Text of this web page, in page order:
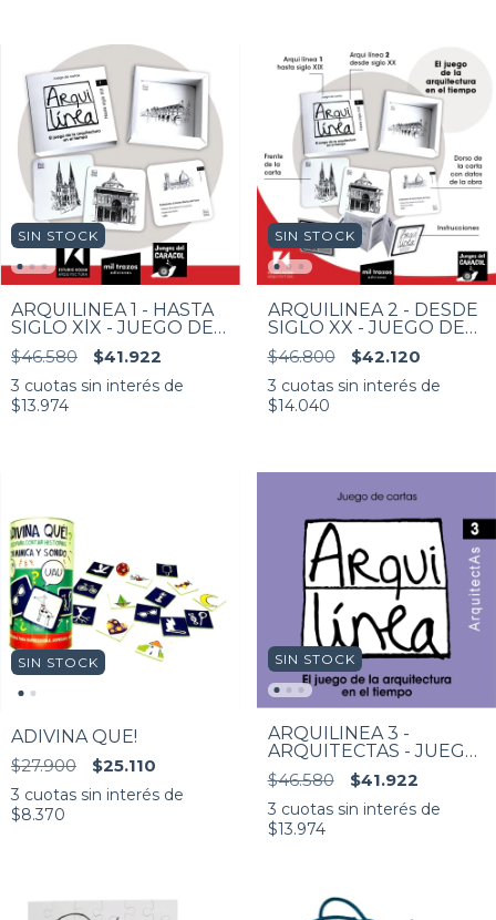
SIN STOCK
ARQUILÍNEA 1 - HASTA
SIGLO XlX - JUEGO DE
CARTAS
$46.580 $41.922
3 cuotas sin interés de
$13.974
SIN STOCK
ARQUILÍNEA 2 - DESDE
SIGLO XX - JUEGO DE
CARTAS
$46.800 $42.120
3 cuotas sin interés de
$14.040
SIN STOCK
ADIVINA QUE!
$27.900
$25.110
3 cuotas sin interés de
$8.370
SIN STOCK
ARQUILÍNEA 3 -
ARQUITECTAS - JUEGO
DE CARTAS
$46.580 $41.922
3 cuotas sin interés de
$13.974